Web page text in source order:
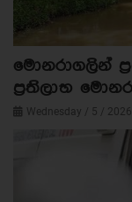
මොනරාගලින්
ප්‍රතිලාභ
Wednesday / 5 / 2026